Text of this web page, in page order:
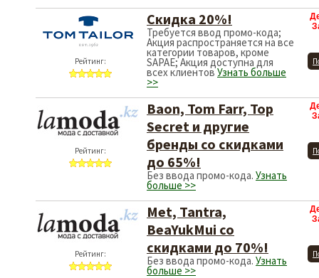
Рейтинг:
Скидка 20%!
Требуется ввод промо-кода;
Акция распространяется на все
категории товаров, кроме
SAPAE; Акция доступна для
всех клиентовУзнать больше
>>
Рейтинг:
Baon, Tom Farr, Top
Secret и другие
бренды со скидками
до 65%!
Без ввода промо-кода. Узнать
больше >>
Рейтинг:
Met, Tantra,
BeaYukMui со
скидками до 70%!
Без ввода промо-кода. Узнать
больше >>